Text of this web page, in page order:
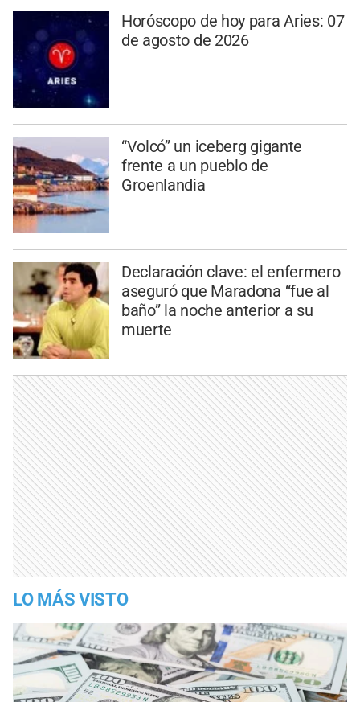
Horóscopo de hoy para Aries: 07
de agosto de 2026
“Volcó” un iceberg gigante
frente a un pueblo de
Groenlandia
Declaración clave: el enfermero
aseguró que Maradona “fue al
baño” la noche anterior a su
muerte
LO MÁS VISTO